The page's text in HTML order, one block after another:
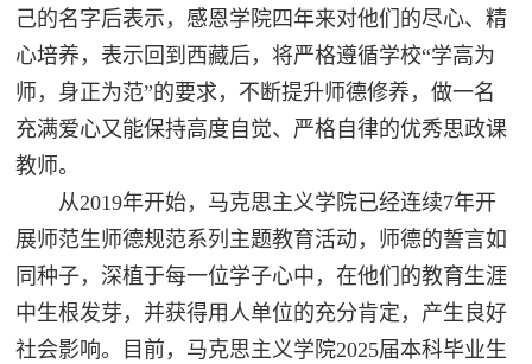
己的名字后表示，感恩学院四年来对他们的尽心、精
心培养，表示回到西藏后，将严格遵循学校“学高为
师，身正为范”的要求，不断提升师德修养，做一名
充满爱心又能保持高度自觉、严格自律的优秀思政课
教师。
从2019年开始，马克思主义学院已经连续7年开
展师范生师德规范系列主题教育活动，师德的誓言如
同种子，深植于每一位学子心中，在他们的教育生涯
中生根发芽，并获得用人单位的充分肯定，产生良好
社会影响。目前，马克思主义学院2025届本科毕业生